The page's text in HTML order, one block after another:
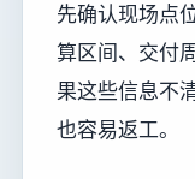
先确认现场点
算区间、交付
果这些信息不
也容易返工。